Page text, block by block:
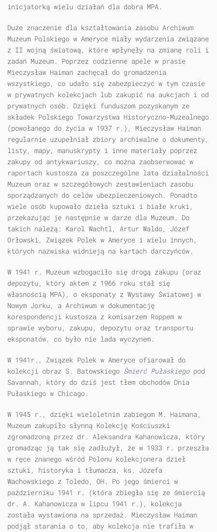
inicjatorką wielu działań dla dobra MPA.
Duże znaczenie dla kształtowania zasobu Archiwum
Muzeum Polskiego w Ameryce miały wydarzenia związane
z II wojną światową, które wpłynęły na zmianę roli i
zadań Muzeum. Poprzez codzienne apele w prasie
Mieczysław Haiman zachęcał do gromadzenia
wszystkiego, co udało się zabezpieczyć w tym czasie
w prywatnych kolekcjach lub zakupić na aukcjach i od
prywatnych osób. Dzięki funduszom pozyskanym ze
składek Polskiego Towarzystwa Historyczno-Muzealnego
(powołanego do życia w 1937 r.), Mieczysław Haiman
regularnie uzupełniał zbiory archiwalne o dokumenty,
listy, mapy, manuskrypty i inne materiały poprzez
zakupy od antykwariuszy, co można zaobserwować w
raportach kustosza za poszczególne lata działalności
Muzeum oraz w szczegółowych zestawieniach zasobu
sporządzanych do celów ubezpieczeniowych. Ponadto
wiele osób kupowało dzieła sztuki i białe kruki,
przekazując je następnie w darze dla Muzeum. Do
takich należą: Karol Wachtl, Artur Waldo, Józef
Orłowski, Związek Polek w Ameryce i wielu innych,
których nazwiska widnieją na kartach darczyńców.
W 1941 r. Muzeum wzbogaciło się drogą zakupu (oraz
depozytu, który aktem z 1966 roku stał się
własnością MPA), o eksponaty z Wystawy Światowej w
Nowym Jorku, a Archiwum w dokumentację
korespondencji kustosza z komisarzem Roppem w
sprawie wyboru, zakupu, depozytu oraz transportu
eksponatów, co było nie lada wyczynem.
W 1941r., Związek Polek w Ameryce ofiarował do
kolekcji obraz S. Batowskiego Śmierć Pułaskiegopod
Savannah, który do dziś jest tłem obchodów Dnia
Pułaskiego w Chicago.
W 1945 r., dzięki wieloletnim zabiegom M. Haimana,
Muzeum zakupiło słynną Kolekcję Kościuszki
zgromadzoną przez dr. Aleksandra Kahanowicza, który
gromadząc ją tak się zadłużył, że w 1933 r. przeszła
w ręce znanego wśród Polonu kolekcjonera dzieł
sztuki, historyka i tłumacza, ks. Józefa
Wachowskiego z Toledo, OH. Po jego śmierci w
październiku 1941 r. (która zbiegła się ze śmiercią
dr. A. Kahanowicza w lipcu 1941 r.), kolekcja
została wystawiona na sprzedaż. Mieczysław Haiman
podjął starania o to, aby kolekcja nie trafiła w